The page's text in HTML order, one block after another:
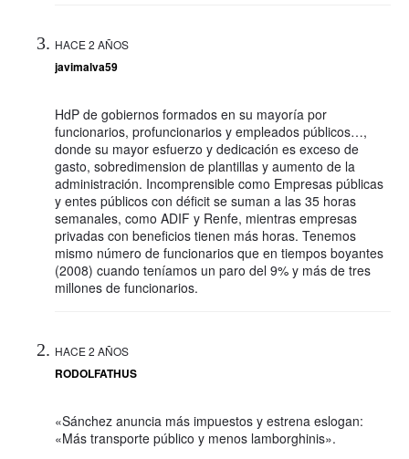
HACE 2 AÑOS
javimalva59
HdP de gobiernos formados en su mayoría por
funcionarios, profuncionarios y empleados públicos…,
donde su mayor esfuerzo y dedicación es exceso de
gasto, sobredimension de plantillas y aumento de la
administración. Incomprensible como Empresas públicas
y entes públicos con déficit se suman a las 35 horas
semanales, como ADIF y Renfe, mientras empresas
privadas con beneficios tienen más horas. Tenemos
mismo número de funcionarios que en tiempos boyantes
(2008) cuando teníamos un paro del 9% y más de tres
millones de funcionarios.
HACE 2 AÑOS
RODOLFATHUS
«Sánchez anuncia más impuestos y estrena eslogan:
«Más transporte público y menos lamborghinis».